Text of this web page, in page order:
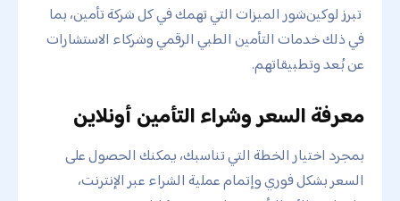
تبرز لوكين‌شور الميزات التي تهمك في كل شركة تأمين، بما
في ذلك خدمات التأمين الطبي الرقمي وشركاء الاستشارات
عن بُعد وتطبيقاتهم.
معرفة السعر وشراء التأمين أونلاين
بمجرد اختيار الخطة التي تناسبك، يمكنك الحصول على
السعر بشكل فوري وإتمام عملية الشراء عبر الإنترنت،